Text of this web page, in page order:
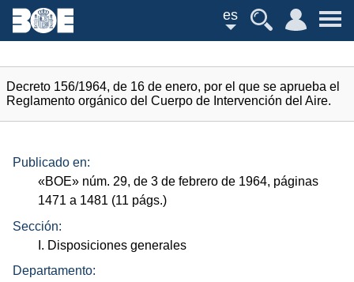
es
Decreto 156/1964, de 16 de enero, por el que se aprueba el
Reglamento orgánico del Cuerpo de Intervención del Aire.
Publicado en:
«BOE» núm. 29, de 3 de febrero de 1964, páginas
1471 a 1481 (11 págs.)
Sección:
I. Disposiciones generales
Departamento: